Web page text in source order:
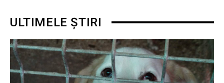
ULTIMELE ȘTIRI